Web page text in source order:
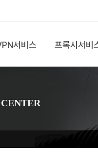
서비스 프록시서비